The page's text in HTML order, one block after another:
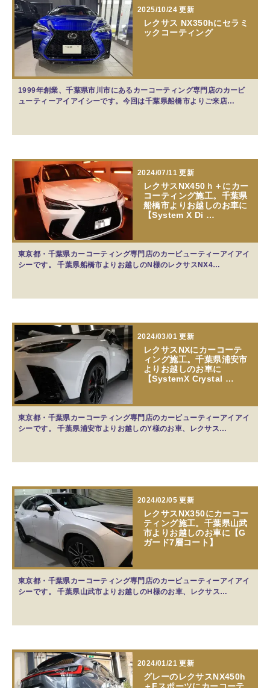
2025/10/24 更新
レクサス NX350hにセラミ
ックコーティング
1999年創業、千葉県市川市にあるカーコーティング専門店のカービ
ューティーアイアイシーです。今回は千葉県船橋市よりご来店…
2024/07/11 更新
レクサスNX450ｈ＋にカー
コーティング施工。千葉県
船橋市よりお越しのお車に
【System X Di …
東京都・千葉県カーコーティング専門店のカービューティーアイアイ
シーです。 千葉県船橋市よりお越しのN様のレクサスNX4…
2024/03/01 更新
レクサスNXにカーコーテ
ィング施工。千葉県浦安市
よりお越しのお車に
【SystemX Crystal …
東京都・千葉県カーコーティング専門店のカービューティーアイアイ
シーです。 千葉県浦安市よりお越しのY様のお車、レクサス…
2024/02/05 更新
レクサスNX350にカーコー
ティング施工。千葉県山武
市よりお越しのお車に【G
ガード7層コート】
東京都・千葉県カーコーティング専門店のカービューティーアイアイ
シーです。 千葉県山武市よりお越しのH様のお車、レクサス…
2024/01/21 更新
グレーのレクサスNX450h